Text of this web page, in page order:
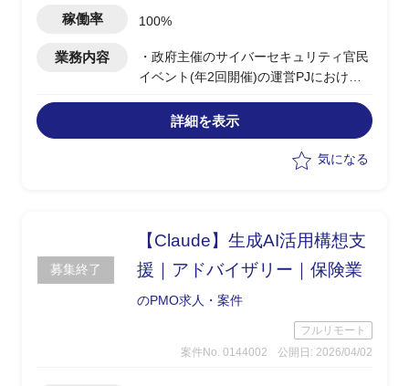
稼働率 100%
業務内容
・政府主催のサイバーセキュリティ官民
イベント(年2回開催)の運営PJにおける
・ベンダー側/PMリーダー補佐ポジショ
ンとして参画
・WBSを用いたプロジェクト進捗/課題/
・会議議事録の作成(2時間×週2回 他)
料作成
・プロジェクト内利用Webベースツール
詳細を表示
気になる
募集終了
【Claude】生成AI活用構想支
援｜アドバイザリー｜保険業
のPMO求人・案件
フルリモート
案件No. 0144002
公開日: 2026/04/02